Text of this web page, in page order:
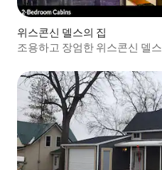
위스콘신 델스의 집
조용하고 장엄한 위스콘신 델스